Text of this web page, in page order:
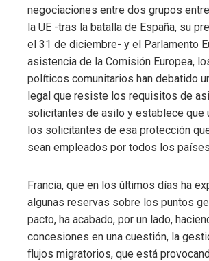
negociaciones entre dos grupos
la UE -tras la batalla de España, su
el 31 de diciembre- y el Parlamento
asistencia de la Comisión Europea,
políticos comunitarios han debatido
legal que resiste los requisitos de
solicitantes de asilo y establece que
los solicitantes de esa protección
sean empleados por todos los
Francia, que en los últimos días ha
algunas reservas sobre los puntos
pacto, ha acabado, por un lado,
concesiones en una cuestión, la
flujos migratorios, que está